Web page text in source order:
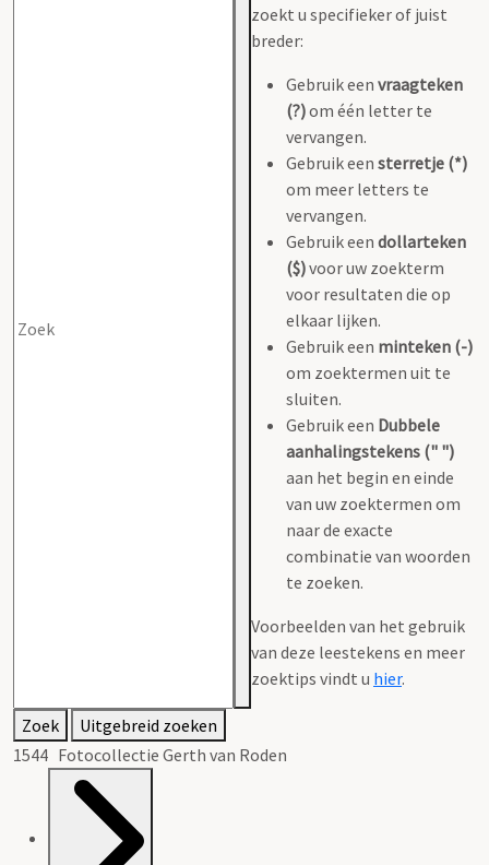
zoekt u specifieker of juist
breder:
Gebruik een vraagteken
(?)om één letter te
vervangen.
Gebruik een sterretje (*)
om meer letters te
vervangen.
Gebruik een dollarteken
($)voor uw zoekterm
voor resultaten die op
elkaar lijken.
Gebruik een minteken (-)
om zoektermen uit te
sluiten.
Gebruik een Dubbele
aanhalingstekens (" ")
aan het begin en einde
van uw zoektermen om
naar de exacte
combinatie van woorden
te zoeken.
Voorbeelden van het gebruik
van deze leestekens en meer
zoektips vindt u hier.
Zoek
Uitgebreid zoeken
1544 Fotocollectie Gerth van Roden